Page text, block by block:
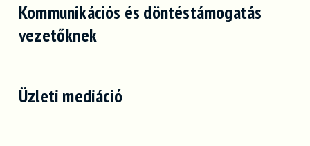
Kommunikációs és döntéstámogatás
vezetőknek
Üzleti mediáció